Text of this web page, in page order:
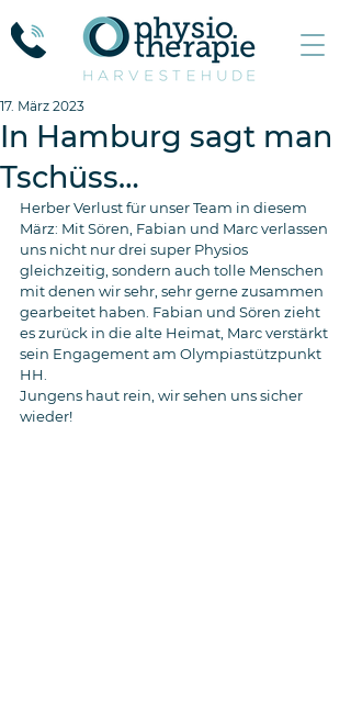
In Hamburg sagt man
Tschüss…
17. März 2023
Herber Verlust für unser Team in diesem
März: Mit Sören, Fabian und Marc verlassen
uns nicht nur drei super Physios
gleichzeitig, sondern auch tolle Menschen
mit denen wir sehr, sehr gerne zusammen
gearbeitet haben. Fabian und Sören zieht
es zurück in die alte Heimat, Marc verstärkt
sein Engagement am Olympiastützpunkt
HH.
Jungens haut rein, wir sehen uns sicher
wieder!